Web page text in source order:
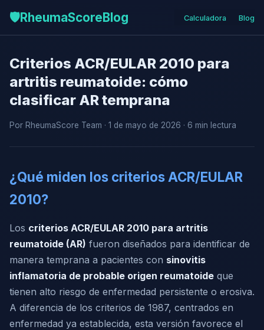
🛡️RheumaScoreBlog Calculadora Blog
Criterios ACR/EULAR 2010 para
artritis reumatoide: cómo
clasificar AR temprana
Por RheumaScore Team · 1 de mayo de 2026 · 6 min lectura
¿Qué miden los criterios ACR/EULAR
2010?
Los criterios ACR/EULAR 2010 para artritis
reumatoide (AR) fueron diseñados para identificar de
manera temprana a pacientes con sinovitis
inflamatoria de probable origen reumatoide que
tienen alto riesgo de enfermedad persistente o erosiva.
A diferencia de los criterios de 1987, centrados en
enfermedad ya establecida, esta versión favorece el